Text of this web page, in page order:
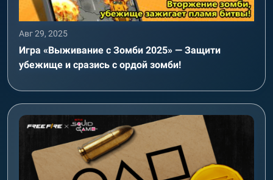
Авг 29, 2025
Игра «Выживание с Зомби 2025» — Защити
убежище и сразись с ордой зомби!